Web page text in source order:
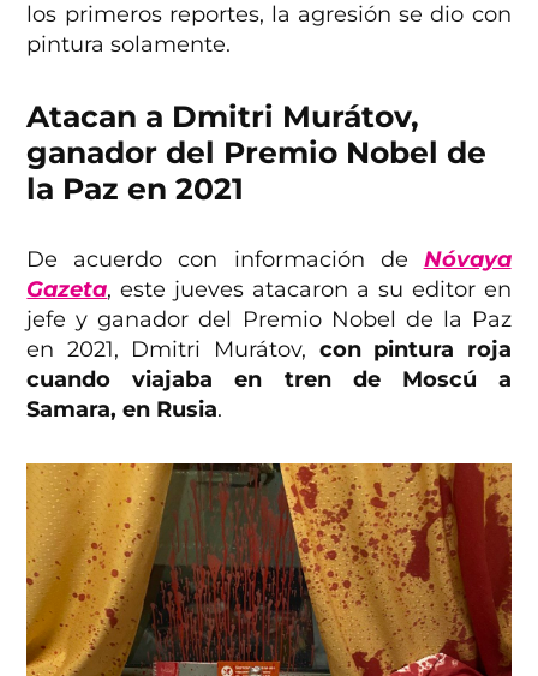
los primeros reportes, la agresión se dio con
pintura solamente.
Atacan a Dmitri Murátov,
ganador del Premio Nobel de
la Paz en 2021
De acuerdo con información de Nóvaya
Gazeta, este jueves atacaron a su editor en
jefe y ganador del Premio Nobel de la Paz
en 2021, Dmitri Murátov, con pintura roja
cuando viajaba en tren de Moscú a
Samara, en Rusia.